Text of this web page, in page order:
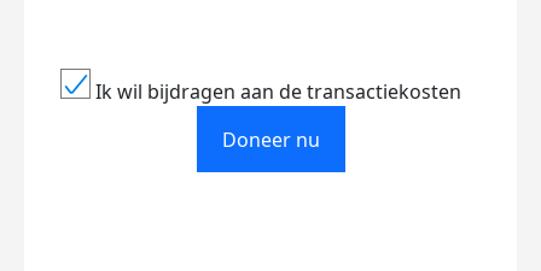
Ik wil bijdragen aan de transactiekosten
Doneer nu